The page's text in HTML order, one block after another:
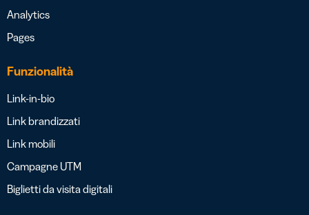
Analytics
Pages
Funzionalità
Link-in-bio
Link brandizzati
Link mobili
Campagne UTM
Biglietti da visita digitali